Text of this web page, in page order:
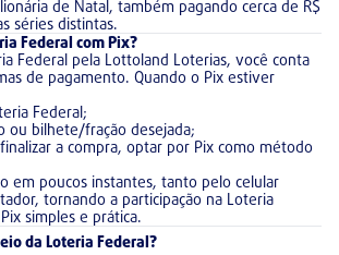
de Natal, também pagando cerca de R$
séries distintas.
Federal com Pix?
Federal pela Lottoland Loterias, você conta
de pagamento. Quando o Pix estiver
Federal;
ou bilhete/fração desejada;
a compra, optar por Pix como método
em poucos instantes, tanto pelo celular
tornando a participação na Loteria
simples e prática.
da Loteria Federal?